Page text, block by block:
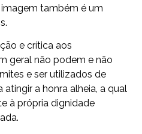
também é um
e crítica aos
geral não podem e não
e ser utilizados de
a honra alheia, a qual
à própria dignidade